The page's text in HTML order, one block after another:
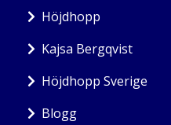
Höjdhopp
Kajsa Bergqvist
Höjdhopp Sverige
Blogg